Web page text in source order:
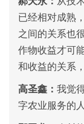
已经相对成熟
之间的关系也
作物收益才可
和收益的关系
高圣鑫： 我觉
字农业服务的